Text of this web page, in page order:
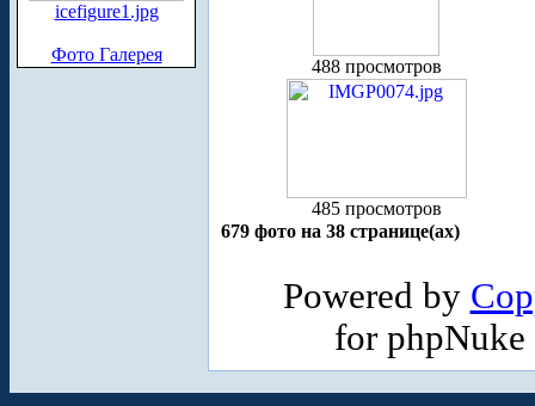
icefigure1.jpg
Фото Галерея
488 просмотров
485 просмотров
679 фото на 38 странице(ах)
Powered by
for